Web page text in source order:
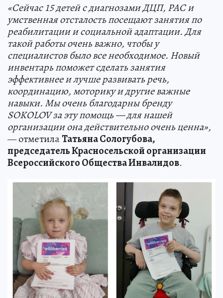
«Сейчас 15 детей с диагнозами ДЦП, РАС и
умственная отсталость посещают занятия по
реабилитации и социальной адаптации. Для
такой работы очень важно, чтобы у
специалистов было все необходимое. Новый
инвентарь поможет сделать занятия
эффективнее и лучше развивать речь,
координацию, моторику и другие важные
навыки. Мы очень благодарны бренду
SOKOLOV за эту помощь — для нашей
организации она действительно очень ценна»,
— отметилаТатьяна Сологубова,
председатель Красносельской организации
Всероссийского Общества Инвалидов.